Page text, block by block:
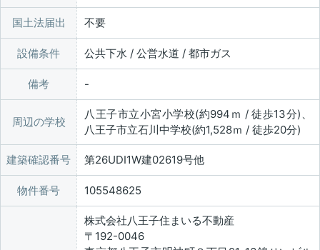
国土法届出 不要
設備条件 公共下水 / 公営水道 / 都市ガス
備考
周辺の学校
八王子市立小宮小学校(約994ｍ / 徒歩13分)、
八王子市立石川中学校(約1,528ｍ / 徒歩20分)
建築確認番号 第26UDI1W建02619号他
物件番号 105548625
株式会社八王子住まいる不動産
〒192-0046